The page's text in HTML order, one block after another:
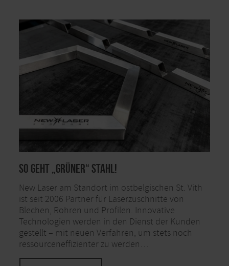
So geht „grüner“ Stahl!
New Laser am Standort im ostbelgischen St. Vith
ist seit 2006 Partner für Laserzuschnitte von
Blechen, Rohren und Profilen. Innovative
Technologien werden in den Dienst der Kunden
gestellt – mit neuen Verfahren, um stets noch
ressourceneffizienter zu werden…